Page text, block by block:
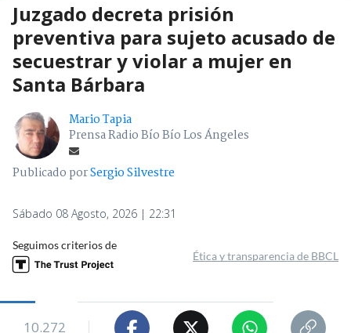
Juzgado decreta prisión
preventiva para sujeto acusado de
secuestrar y violar a mujer en
Santa Bárbara
Mario Tapia
Prensa Radio Bío Bío Los Ángeles
Publicado porSergio Silvestre
Sábado 08 Agosto, 2026 | 22:31
Seguimos criterios de
Ética y transparencia de BBCL
10.272